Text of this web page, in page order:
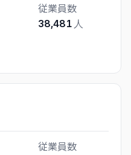
従業員数
38,481 人
従業員数